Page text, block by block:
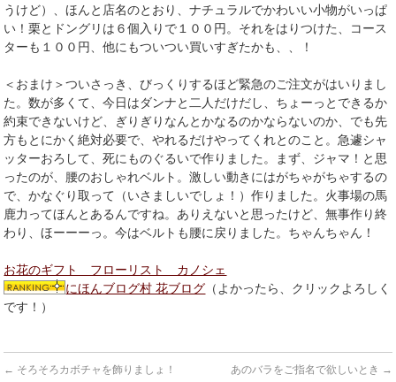
うけど）、ほんと店名のとおり、ナチュラルでかわいい小物がいっぱ
い！栗とドングリは６個入りで１００円。それをはりつけた、コース
ターも１００円、他にもついつい買いすぎたかも、、！
＜おまけ＞ついさっき、びっくりするほど緊急のご注文がはいりまし
た。数が多くて、今日はダンナと二人だけだし、ちょーっとできるか
約束できないけど、ぎりぎりなんとかなるのかならないのか、でも先
方もとにかく絶対必要で、やれるだけやってくれとのこと。急遽シャ
ッターおろして、死にものぐるいで作りました。まず、ジャマ！と思
ったのが、腰のおしゃれベルト。激しい動きにはがちゃがちゃするの
で、かなぐり取って（いさましいでしょ！）作りました。火事場の馬
鹿力ってほんとあるんですね。ありえないと思ったけど、無事作り終
わり、ほーーーっ。今はベルトも腰に戻りました。ちゃんちゃん！
お花のギフト フローリスト カノシェ
にほんブログ村 花ブログ （よかったら、クリックよろしく
です！）
← そろそろカボチャを飾りましょ！ あのバラをご指名で欲しいとき →